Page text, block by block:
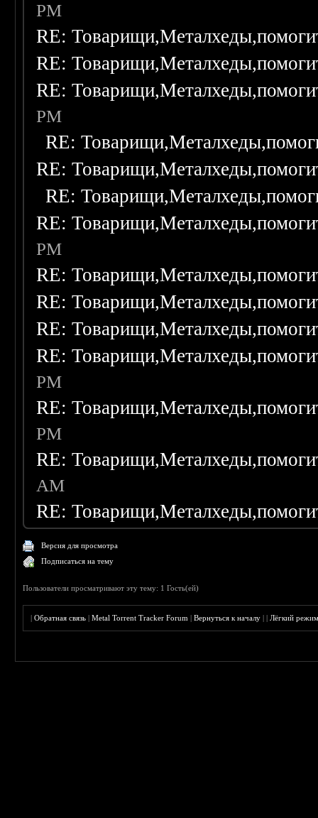
PM
RE:
RE:
RE:
PM
RE:
RE:
RE:
RE:
PM
RE:
RE:
RE:
RE:
PM
RE:
PM
RE:
AM
RE:
Версия для просмотра
Подписаться на тему
Пользователи просматривают эту тему: 1 Гость(ей)
|Обратная связь |Metal Torrent Tracker Forum |Вернуться к началу ||Лёгкий